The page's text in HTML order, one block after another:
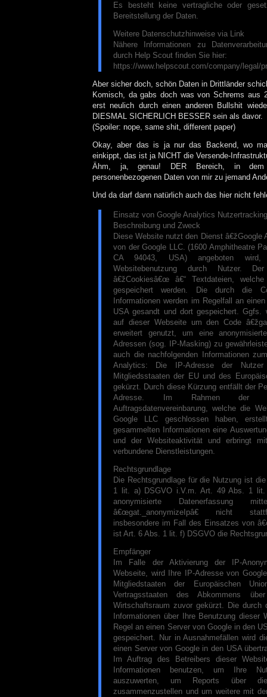
Es besteht keine vertragliche oder
Bereitstellung der Daten.
Weitere Datenschutzhinweise via Link
Nähere Informationen zu
durch Help Scout finden Sie hier:
https://www.helpscout.com/company/legal/
Aber sicher doch, schön Daten in Drittländer
Komisch, da gabs doch was von Schrems
erst neulich durch einen anderen Bullshit
DIESMAL SICHERLICH BESSER sein als davor.
(Spoiler: nope, same shit, different paper)
Okay, aber das is ja nur das Backend, wo
einkippt, das ist ja NICHT die Versende-
Ähm, ja, genau! DER Bereich, in
personenbezogenen Daten von mir zu jemand
Und da darf dann natürlich auch das hier nicht
Einsatz von Google Analytics Nutzertracking
Beschreibung und Zweck
Diese Website nutzt den Dienst
von der Google LLC. (1600 Amphitheatre
CA 94043, USA) angeboten
Websitebenutzung durch Nutzer.
â€žCookiesâ€œ â€“ Textdateien,
gespeichert werden. Die durch die
Informationen werden im Regelfall an
USA gesandt und dort gespeichert. Ggfs.
auf dieser Webseite um den Code
erweitert genutzt, um eine
Adressen (sog. IP-Masking) zu
auch die nachfolgenden Informationen
Analytics: Die IP-Adresse der
Mitgliedsstaaten der EU und des
gekürzt. Durch diese Kürzung entfällt der
Adresse. Im Rahmen der
Auftragsdatenvereinbarung, welche die
Google LLC geschlossen haben,
gesammelten Informationen eine
und der Websiteaktivität und erbringt
verbundene Dienstleistungen.
Rechtsgrundlage
Die Rechtsgrundlage für die Nutzung ist
1 lit. a) DSGVO i.V.m. Art. 49 Abs. 1
anonymisierte Datenerfassung
â€œgat._anonymizeIpâ€ nicht
insbesondere im Fall des Einsatzes von
ist Art. 6 Abs. 1 lit. f) DSGVO die
Empfänger
Im Falle der Aktivierung der IP-
Webseite, wird Ihre IP-Adresse von
Mitgliedstaaten der Europäischen
Vertragsstaaten des Abkommens
Wirtschaftsraum zuvor gekürzt. Die durch
Informationen über Ihre Benutzung dieser
Regel an einen Server von Google in den
gespeichert. Nur in Ausnahmefällen wird
einen Server von Google in den USA
Im Auftrag des Betreibers dieser
Informationen benutzen, um Ihre
auszuwerten, um Reports über die
zusammenzustellen und um weitere mit